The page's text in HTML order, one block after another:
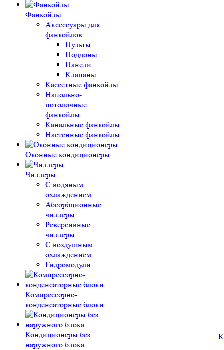
Фанкойлы
Аксессуары для
фанкойлов
Пульты
Поддоны
Панели
Клапаны
Кассетные фанкойлы
Напольно-
потолочные
фанкойлы
Канальные фанкойлы
Настенные фанкойлы
Оконные кондиционеры
Чиллеры
С водяным
охлаждением
Абсорбционные
чиллеры
Реверсивные
чиллеры
С воздушным
охлаждением
Гидромодули
Компрессорно-
конденсаторные блоки
Кондиционеры без
наружного блока